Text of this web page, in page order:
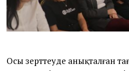
Осы зерттеуде анықталған